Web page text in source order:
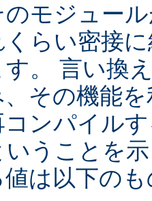
のモジュー
らい密接
。 言い換
その機能
ンパイル
いうことを
は以下の